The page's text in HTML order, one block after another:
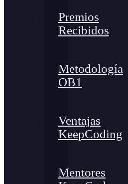
Premios
Recibidos
Metodología
OB1
Ventajas
KeepCoding
Mentores